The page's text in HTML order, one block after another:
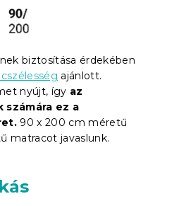
biztosítása érdekében
ajánlott.
nyújt, így az
számára ez a
90 x 200 cm méretű
matracot javaslunk.